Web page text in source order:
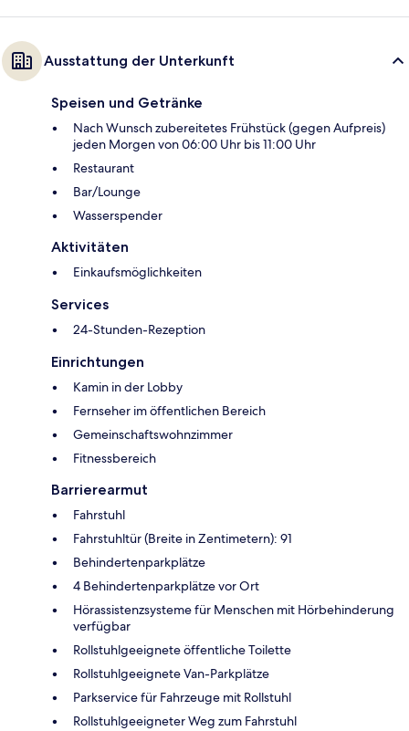
Ausstattung der Unterkunft
Speisen und Getränke
Nach Wunsch zubereitetes Frühstück (gegen Aufpreis)
jeden Morgen von 06:00 Uhr bis 11:00 Uhr
Restaurant
Bar/Lounge
Wasserspender
Aktivitäten
Einkaufsmöglichkeiten
Services
24-Stunden-Rezeption
Einrichtungen
Kamin in der Lobby
Fernseher im öffentlichen Bereich
Gemeinschaftswohnzimmer
Fitnessbereich
Barrierearmut
Fahrstuhl
Fahrstuhltür (Breite in Zentimetern): 91
Behindertenparkplätze
4 Behindertenparkplätze vor Ort
Hörassistenzsysteme für Menschen mit Hörbehinderung
verfügbar
Rollstuhlgeeignete öffentliche Toilette
Rollstuhlgeeignete Van-Parkplätze
Parkservice für Fahrzeuge mit Rollstuhl
Rollstuhlgeeigneter Weg zum Fahrstuhl